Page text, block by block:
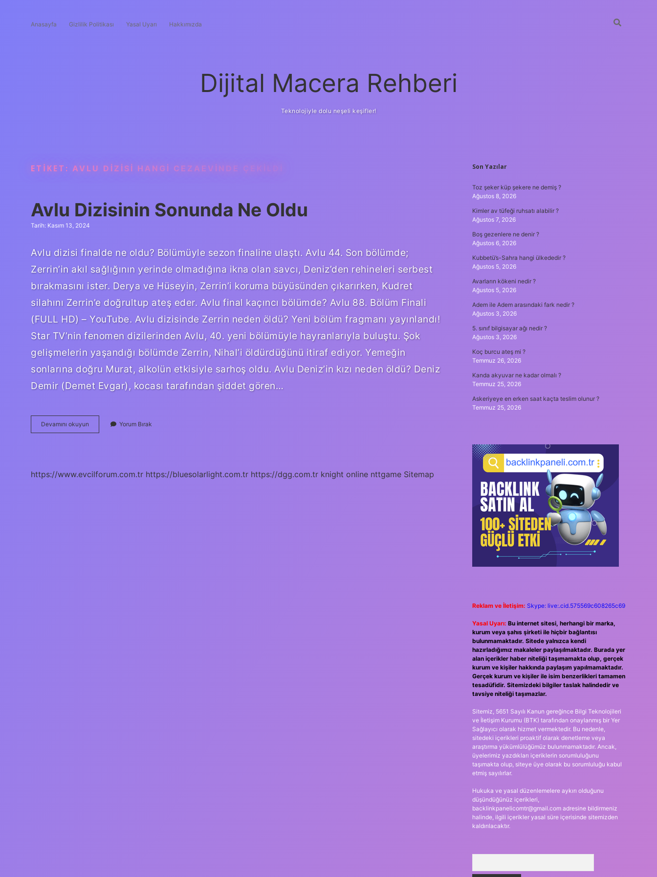
Anasayfa Gizlilik Politikası Yasal Uyarı Hakkımızda
Dijital Macera Rehberi
Teknolojiyle dolu neşeli keşifler!
ETIKET: AVLU DIZISI HANGI CEZAEVINDE ÇEKILDI
Avlu Dizisinin Sonunda Ne Oldu
Tarih: Kasım 13, 2024
Avlu dizisi finalde ne oldu? Bölümüyle sezon finaline ulaştı. Avlu 44. Son bölümde;
Zerrin’in akıl sağlığının yerinde olmadığına ikna olan savcı, Deniz’den rehineleri serbest
bırakmasını ister. Derya ve Hüseyin, Zerrin’i koruma büyüsünden çıkarırken, Kudret
silahını Zerrin’e doğrultup ateş eder. Avlu final kaçıncı bölümde? Avlu 88. Bölüm Finali
(FULL HD) – YouTube. Avlu dizisinde Zerrin neden öldü? Yeni bölüm fragmanı yayınlandı!
Star TV’nin fenomen dizilerinden Avlu, 40. yeni bölümüyle hayranlarıyla buluştu. Şok
gelişmelerin yaşandığı bölümde Zerrin, Nihal’i öldürdüğünü itiraf ediyor. Yemeğin
sonlarına doğru Murat, alkolün etkisiyle sarhoş oldu. Avlu Deniz’in kızı neden öldü? Deniz
Demir (Demet Evgar), kocası tarafından şiddet gören…
Devamını okuyun
Dizisinin
Yorum Bırak
https://www.evcilforum.com.tr https://bluesolarlight.com.tr https://dgg.com.tr knight online nttgame Sitemap
SIDEBAR
Son Yazılar
Toz şeker küp şekere ne demiş ?
Ağustos 8, 2026
Kimler av tüfeği ruhsatı alabilir ?
Ağustos 7, 2026
Boş gezenlere ne denir ?
Ağustos 6, 2026
Kubbetü’s-Sahra hangi ülkededir ?
Ağustos 5, 2026
Avarların kökeni nedir ?
Ağustos 5, 2026
Adem ile Adem arasındaki fark nedir ?
Ağustos 3, 2026
5. sınıf bilgisayar ağı nedir ?
Ağustos 3, 2026
Koç burcu ateş mi ?
Temmuz 26, 2026
Kanda akyuvar ne kadar olmalı ?
Temmuz 25, 2026
Askeriyeye en erken saat kaçta teslim olunur ?
Temmuz 25, 2026
Reklam ve İletişim: Skype: live:.cid.575569c608265c69
Yasal Uyarı: Bu internet sitesi, herhangi bir marka,
kurum veya şahıs şirketi ile hiçbir bağlantısı
bulunmamaktadır. Sitede yalnızca kendi
hazırladığımız makaleler paylaşılmaktadır. Burada yer
alan içerikler haber niteliği taşımamakta olup, gerçek
kurum ve kişiler hakkında paylaşım yapılmamaktadır.
Gerçek kurum ve kişiler ile isim benzerlikleri tamamen
tesadüfidir. Sitemizdeki bilgiler taslak halindedir ve
tavsiye niteliği taşımazlar.
Sitemiz, 5651 Sayılı Kanun gereğince Bilgi Teknolojileri
ve İletişim Kurumu (BTK) tarafından onaylanmış bir Yer
Sağlayıcı olarak hizmet vermektedir. Bu nedenle,
sitedeki içerikleri proaktif olarak denetleme veya
araştırma yükümlülüğümüz bulunmamaktadır. Ancak,
üyelerimiz yazdıkları içeriklerin sorumluluğunu
taşımakta olup, siteye üye olarak bu sorumluluğu kabul
etmiş sayılırlar.
Hukuka ve yasal düzenlemelere aykırı olduğunu
düşündüğünüz içerikleri,
backlinkpanelicomtr@gmail.comadresine bildirmeniz
halinde, ilgili içerikler yasal süre içerisinde sitemizden
kaldırılacaktır.